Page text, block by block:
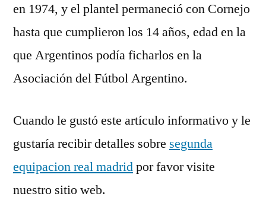
en 1974, y el plantel permaneció con Cornejo
hasta que cumplieron los 14 años, edad en la
que Argentinos podía ficharlos en la
Asociación del Fútbol Argentino.
Cuando le gustó este artículo informativo y le
gustaría recibir detalles sobre segunda
equipacion real madridpor favor visite
nuestro sitio web.